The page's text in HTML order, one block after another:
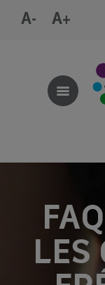
A- A+
LES